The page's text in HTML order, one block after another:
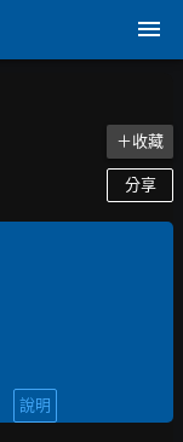
＋收藏
分享
說明